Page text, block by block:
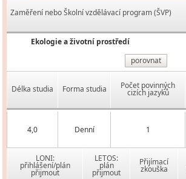
Zaměření nebo Školní vzdělávací program (ŠVP)
Ekologie a životní prostředí
porovnat
Délka studia Forma studia Počet povinných
cizích jazyků
4,0 Denní 1
LONI:
přihlášení/plán
přijmout
LETOS:
plán
přijmout
Přijímací
zkouška